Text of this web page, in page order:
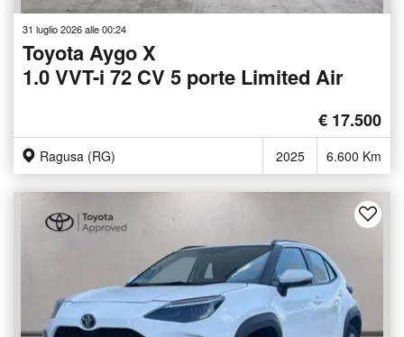
31 luglio 2026 alle 00:24
Toyota Aygo X
1.0 VVT-i 72 CV 5 porte Limited Air
€ 17.500
Ragusa (RG) 2025 6.600 Km